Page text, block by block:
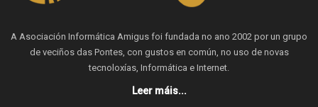
A Asociación Informática Amigus foi fundada no ano 2002 por un grupo
de veciños das Pontes, con gustos en común, no uso de novas
tecnoloxías, Informática e Internet.
Leer máis...